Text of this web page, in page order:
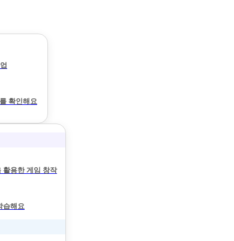
확인해요
활용한 게임 창작
습해요